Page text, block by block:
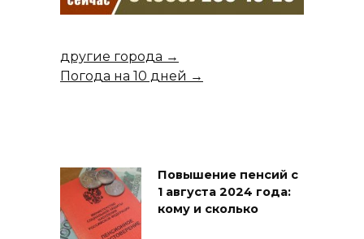
другие города →
Погода на 10 дней →
Повышение пенсий с
1 августа 2024 года:
кому и сколько